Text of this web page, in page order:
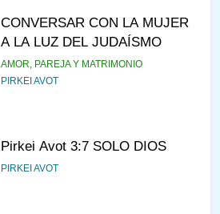
CONVERSAR CON LA MUJER
A LA LUZ DEL JUDAÍSMO
AMOR, PAREJA Y MATRIMONIO
PIRKEI AVOT
Pirkei Avot 3:7 SOLO DIOS
PIRKEI AVOT